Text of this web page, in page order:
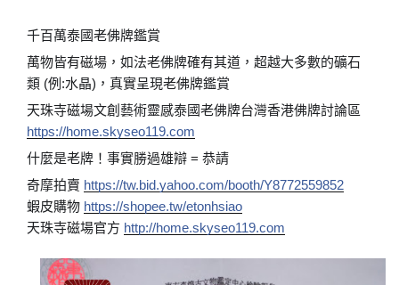
千百萬泰國老佛牌鑑賞
萬物皆有磁場，如法老佛牌確有其道，超越大多數的礦石
類 (例:水晶)，真實呈現老佛牌鑑賞
天珠寺磁場文創藝術靈感泰國老佛牌台灣香港佛牌討論區
https://home.skyseo119.com
什麼是老牌！事實勝過雄辯 = 恭請
奇摩拍賣 https://tw.bid.yahoo.com/booth/Y8772559852
蝦皮購物 https://shopee.tw/etonhsiao
天珠寺磁場官方 http://home.skyseo119.com